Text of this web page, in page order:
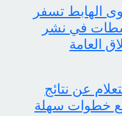
الهابط تسفر
في نشر
العامة
عن نتائج
متوسط 2025 مع خطوات سهلة